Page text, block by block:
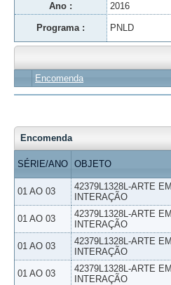
Ano : 2016
Programa : PNLD
Encomenda
Encomenda
SÉRIE/ANO OBJETO
01 AO 03
42379L1328L-ARTE EM
INTERAÇÃO
01 AO 03
42379L1328L-ARTE EM
INTERAÇÃO
01 AO 03
42379L1328L-ARTE EM
INTERAÇÃO
01 AO 03
42379L1328L-ARTE EM
INTERAÇÃO